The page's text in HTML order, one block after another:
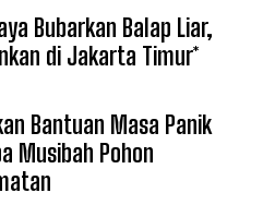
Bubarkan Balap Liar,
di Jakarta Timur*
Bantuan Masa Panik
Musibah Pohon